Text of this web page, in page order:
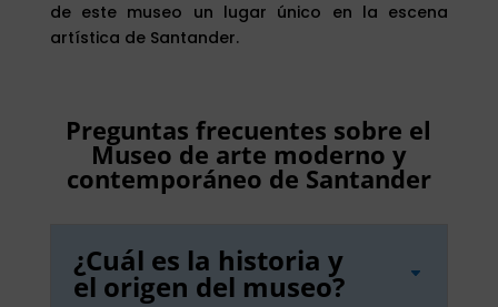
de este museo un lugar único en la escena
artística de Santander.
Preguntas frecuentes sobre el
Museo de arte moderno y
contemporáneo de Santander
¿Cuál es la historia y
el origen del museo?